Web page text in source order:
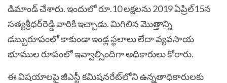
డిమాండ్‌ చేశారు. ఇందులో రూ.10 లక్షలను 2019 ఏప్రిల్‌15న
సత్యశ్రీధర్‌రెడ్డి వారికి ఇచ్చాడు. మిగిలిన మొత్తాన్ని
డబ్బురూపంలో కాకుండా ఇండ్ల స్థలాలు లేదా వ్యవసాయ
భూముల రూపంలో ఇవ్వాల్సిందిగా అధికారులు కోరారు.
ఈ విషయాలపై జీఎస్టీ కమిషనరేట్‌లోని ఉన్నతాధికారులకు